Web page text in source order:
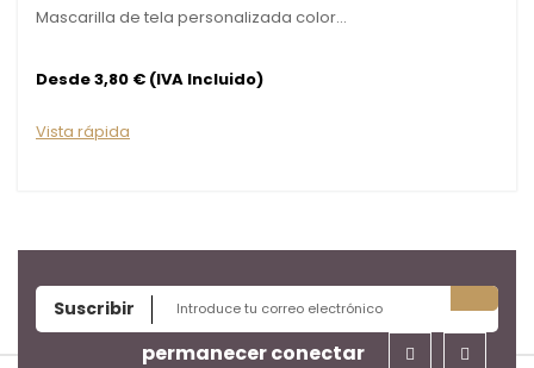
Mascarilla de tela personalizada color...
Desde 3,80 € (IVA Incluido)
Vista rápida
Suscribir
permanecer conectar